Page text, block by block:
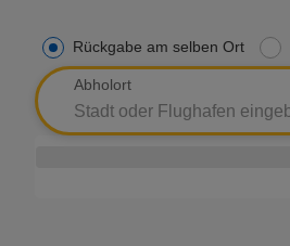
Rückgabe am selben Ort
Abholort